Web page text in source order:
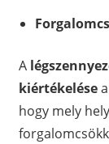
A
kiértékelése
hogy mely